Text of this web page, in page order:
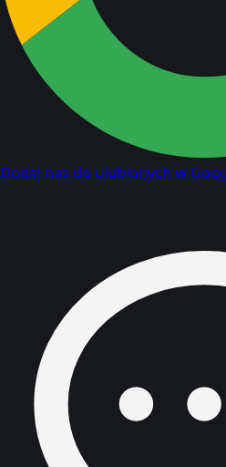
Dodaj nas do ulubionych w